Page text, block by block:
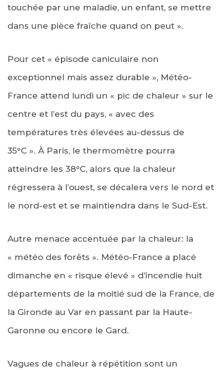
touchée par une maladie, un enfant, se mettre
dans une pièce fraîche quand on peut ».
Pour cet « épisode caniculaire non
exceptionnel mais assez durable », Météo-
France attend lundi un « pic de chaleur » sur le
centre et l’est du pays, « avec des
températures très élevées au-dessus de
35°C ». À Paris, le thermomètre pourra
atteindre les 38°C, alors que la chaleur
régressera à l’ouest, se décalera vers le nord et
le nord-est et se maintiendra dans le Sud-Est.
Autre menace accentuée par la chaleur: la
« météo des forêts ». Météo-France a placé
dimanche en « risque élevé » d’incendie huit
départements de la moitié sud de la France, de
la Gironde au Var en passant par la Haute-
Garonne ou encore le Gard.
Vagues de chaleur à répétition sont un